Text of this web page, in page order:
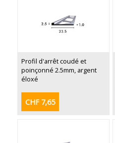
Profil d'arrêt coudé et
poinçonné 2.5mm, argent
éloxé
CHF 7,65